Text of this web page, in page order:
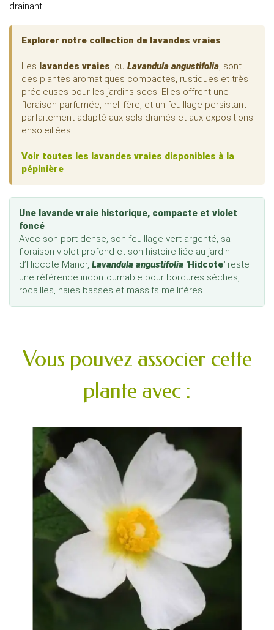
drainant.
Explorer notre collection de lavandes vraies
Les lavandes vraies, ou Lavandula angustifolia, sont
des plantes aromatiques compactes, rustiques et très
précieuses pour les jardins secs. Elles offrent une
floraison parfumée, mellifère, et un feuillage persistant
parfaitement adapté aux sols drainés et aux expositions
ensoleillées.
Voir toutes les lavandes vraies disponibles à la
pépinière
Une lavande vraie historique, compacte et violet
foncé
Avec son port dense, son feuillage vert argenté, sa
floraison violet profond et son histoire liée au jardin
d’Hidcote Manor, Lavandula angustifolia 'Hidcote' reste
une référence incontournable pour bordures sèches,
rocailles, haies basses et massifs mellifères.
Vous pouvez associer cette
plante avec :